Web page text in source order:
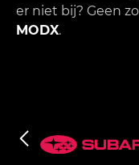
er niet bij? Geen
MODX.